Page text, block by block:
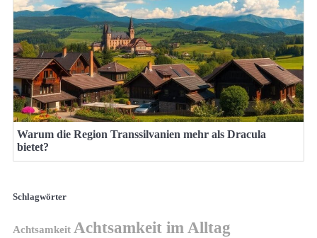
Warum die Region Transsilvanien mehr als Dracula
bietet?
Schlagwörter
Achtsamkeit Achtsamkeit im Alltag